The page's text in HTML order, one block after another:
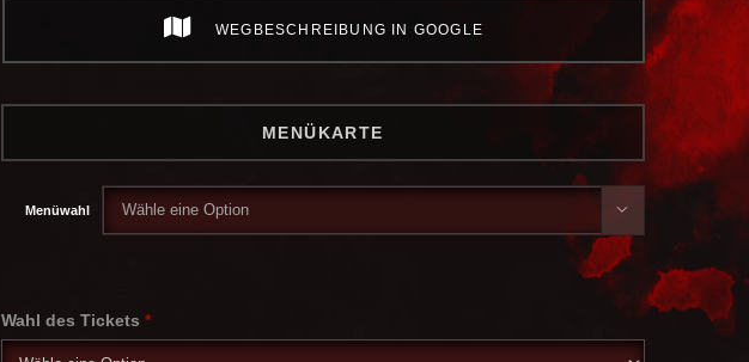
WEGBESCHREIBUNG IN GOOGLE
MENÜKARTE
Menüwahl 
Wahl des Tickets *